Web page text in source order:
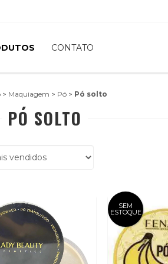
CONTATO
> Maquiagem > Pó > Pó solto
PÓ SOLTO
SEM
ESTOQUE